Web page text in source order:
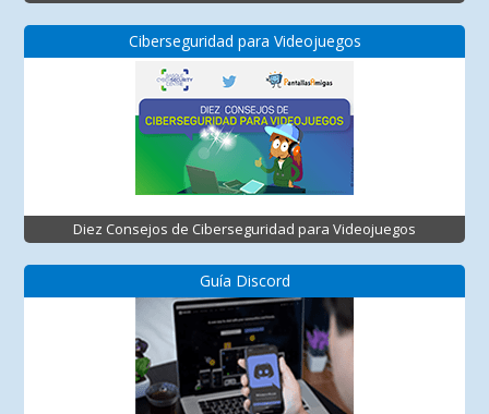
Ciberseguridad para Videojuegos
Diez Consejos de Ciberseguridad para Videojuegos
Guía Discord